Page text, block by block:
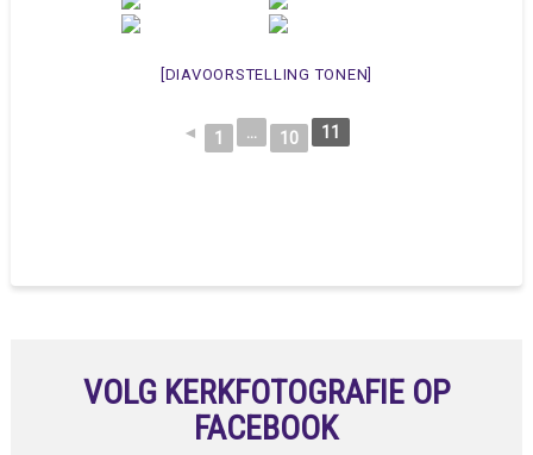
[DIAVOORSTELLING TONEN]
◄ 1 ... 10 11
VOLG KERKFOTOGRAFIE OP
FACEBOOK